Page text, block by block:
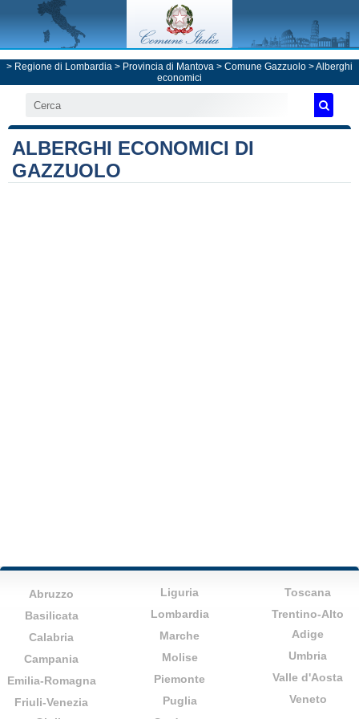
> Regione di Lombardia > Provincia di Mantova > Comune Gazzuolo > Alberghi
economici
ALBERGHI ECONOMICI DI
GAZZUOLO
Abruzzo
Basilicata
Calabria
Campania
Emilia-Romagna
Friuli-Venezia
Liguria
Lombardia
Marche
Molise
Piemonte
Puglia
Toscana
Trentino-Alto
Adige
Umbria
Valle d'Aosta
Veneto